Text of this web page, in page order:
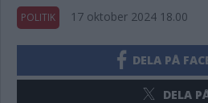
POLITIK 17 oktober 2024 18.00
DELA PÅ
DELA